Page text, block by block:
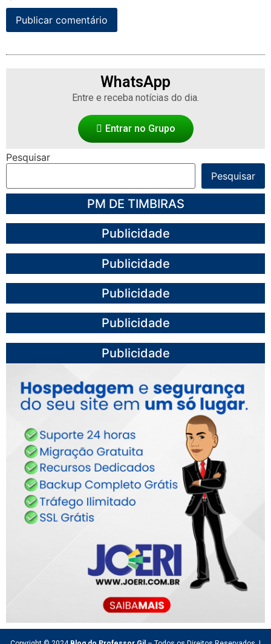
WhatsApp
Entre e receba notícias do dia.
Entrar no Grupo
Pesquisar
Pesquisar
PM DE TIMBIRAS
Publicidade
Publicidade
Publicidade
Publicidade
Publicidade